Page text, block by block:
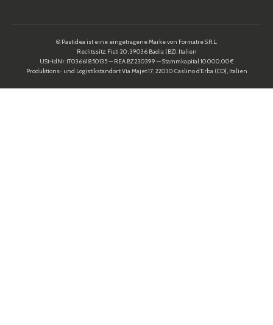
© Pastidea ist eine eingetragene Marke von Formatre S.R.L.
Rechtssitz: Fisti 20, 39036 Badia (BZ), Italien
USt-IdNr. IT03661850135 — REA BZ 230399 — Stammkapital 10.000,00€
Produktions- und Logistikstandort: Via Majet 17, 22030 Caslino d’Erba (CO), Italien